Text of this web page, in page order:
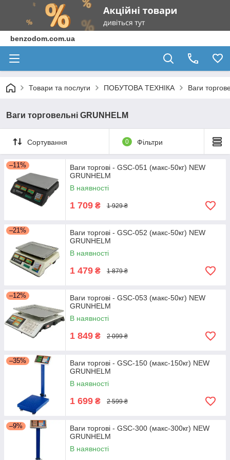
benzodom.com.ua
Товари та послуги ПОБУТОВА ТЕХНІКА Ваги
Ваги торговельні GRUNHELM
Сортування 0 Фільтри
–11%
Ваги торгові - GSC-051 (макс-50кг) NEW
GRUNHELM
В наявності
1 709 ₴ 1 929 ₴
–21%
Ваги торгові - GSC-052 (макс-50кг) NEW
GRUNHELM
В наявності
1 479 ₴ 1 879 ₴
–12%
Ваги торгові - GSC-053 (макс-50кг) NEW
GRUNHELM
В наявності
1 849 ₴ 2 099 ₴
–35%
Ваги торгові - GSC-150 (макс-150кг) NEW
GRUNHELM
В наявності
1 699 ₴ 2 599 ₴
–9%
Ваги торгові - GSC-300 (макс-300кг) NEW
GRUNHELM
В наявності